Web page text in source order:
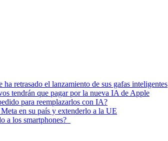
retrasado el lanzamiento de sus gafas inteligentes
tendrán que pagar por la nueva IA de Apple
para reemplazarlos con IA?
en su país y extenderlo a la UE
a los smartphones?